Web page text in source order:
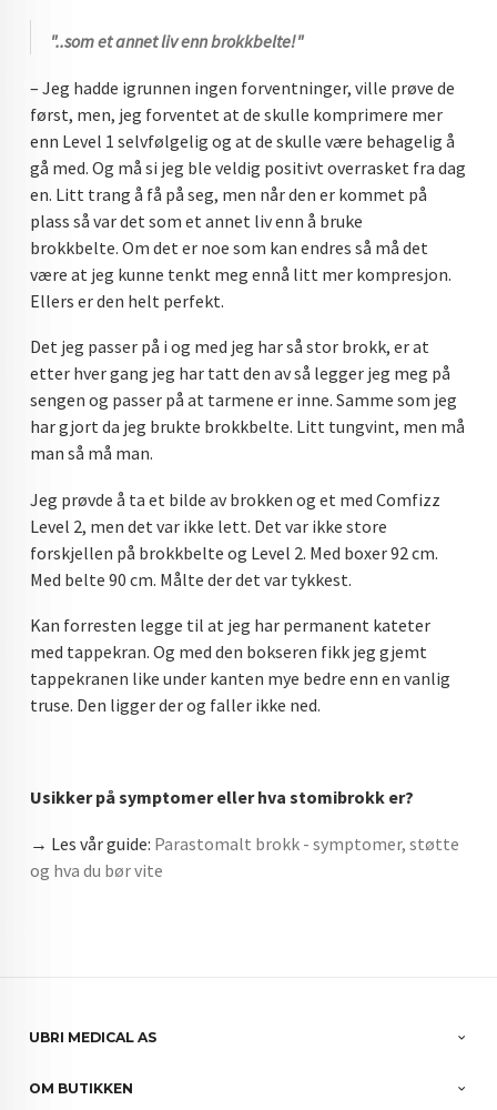
"..som et annet liv enn brokkbelte!"
– Jeg hadde igrunnen ingen forventninger, ville prøve de
først, men, jeg forventet at de skulle komprimere mer
enn Level 1 selvfølgelig og at de skulle være behagelig å
gå med. Og må si jeg ble veldig positivt overrasket fra dag
en. Litt trang å få på seg, men når den er kommet på
plass så var det som et annet liv enn å bruke
brokkbelte. Om det er noe som kan endres så må det
være at jeg kunne tenkt meg ennå litt mer kompresjon.
Ellers er den helt perfekt.
Det jeg passer på i og med jeg har så stor brokk, er at
etter hver gang jeg har tatt den av så legger jeg meg på
sengen og passer på at tarmene er inne. Samme som jeg
har gjort da jeg brukte brokkbelte. Litt tungvint, men må
man så må man.
Jeg prøvde å ta et bilde av brokken og et med Comfizz
Level 2, men det var ikke lett. Det var ikke store
forskjellen på brokkbelte og Level 2. Med boxer 92 cm.
Med belte 90 cm. Målte der det var tykkest.
Kan forresten legge til at jeg har permanent kateter
med tappekran. Og med den bokseren fikk jeg gjemt
tappekranen like under kanten mye bedre enn en vanlig
truse. Den ligger der og faller ikke ned.
Usikker på symptomer eller hva stomibrokk er?
→ Les vår guide: Parastomalt brokk - symptomer, støtte
og hva du bør vite
UBRI MEDICAL AS
OM BUTIKKEN